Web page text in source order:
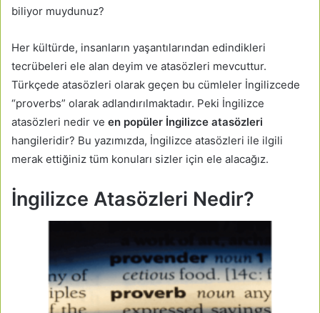
biliyor muydunuz?
Her kültürde, insanların yaşantılarından edindikleri
tecrübeleri ele alan deyim ve atasözleri mevcuttur.
Türkçede atasözleri olarak geçen bu cümleler İngilizcede
“proverbs” olarak adlandırılmaktadır. Peki İngilizce
atasözleri nedir ve en popüler İngilizce atasözleri
hangileridir? Bu yazımızda, İngilizce atasözleri ile ilgili
merak ettiğiniz tüm konuları sizler için ele alacağız.
İngilizce Atasözleri Nedir?